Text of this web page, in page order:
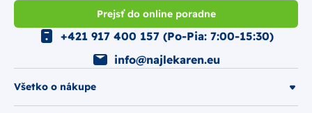
Prejsť do online poradne
Všetko o nákupe
+421 917 400 157 (Po-Pia: 7:00-15:30)
info@najlekaren.eu